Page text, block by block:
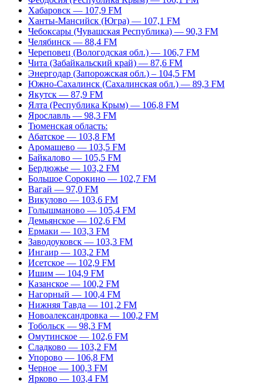
Хабаровск — 107,9 FM
Ханты-Мансийск (Югра) — 107,1 FM
Чебоксары (Чувашская Республика) — 90,3 FM
Челябинск — 88,4 FM
Череповец (Вологодская обл.) — 106,7 FM
Чита (Забайкальский край) — 87,6 FM
Энергодар (Запорожская обл.) – 104,5 FM
Южно-Сахалинск (Сахалинская обл.) — 89,3 FM
Якутск — 87,9 FM
Ялта (Республика Крым) — 106,8 FM
Ярославль — 98,3 FM
Тюменская область:
Абатское — 103,8 FM
Аромашево — 103,5 FM
Байкалово — 105,5 FM
Бердюжье — 103,2 FM
Большое Сорокино — 102,7 FM
Вагай — 97,0 FM
Викулово — 103,6 FM
Голышманово — 105,4 FM
Демьянское — 102,6 FM
Ермаки — 103,3 FM
Заводоуковск — 103,3 FM
Ингаир — 103,2 FM
Исетское — 102,9 FM
Ишим — 104,9 FM
Казанское — 100,2 FM
Нагорный — 100,4 FM
Нижняя Тавда — 101,2 FM
Новоалександровка — 100,2 FM
Тобольск — 98,3 FM
Омутинское — 102,6 FM
Сладково — 103,2 FM
Упорово — 106,8 FM
Черное — 100,3 FM
Ярково — 103,4 FM